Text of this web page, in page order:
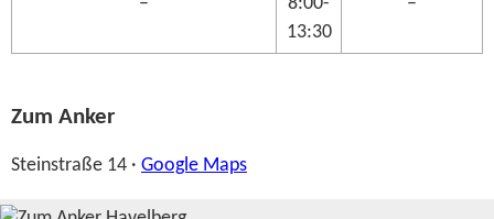
13:30
Zum Anker
Steinstraße 14 · Google Maps